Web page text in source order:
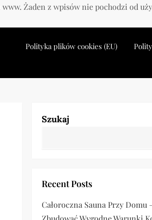
Żaden z wpisów nie pochodzi od
Polityka plików cookies (EU)
Szukaj
Recent Posts
Całoroczna Sauna Przy Domu